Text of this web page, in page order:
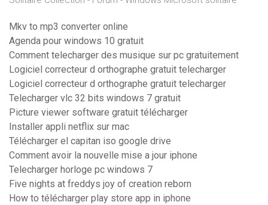
Mkv to mp3 converter online
Agenda pour windows 10 gratuit
Comment telecharger des musique sur pc gratuitement
Logiciel correcteur d orthographe gratuit telecharger
Logiciel correcteur d orthographe gratuit telecharger
Telecharger vlc 32 bits windows 7 gratuit
Picture viewer software gratuit télécharger
Installer appli netflix sur mac
Télécharger el capitan iso google drive
Comment avoir la nouvelle mise a jour iphone
Telecharger horloge pc windows 7
Five nights at freddys joy of creation reborn
How to télécharger play store app in iphone